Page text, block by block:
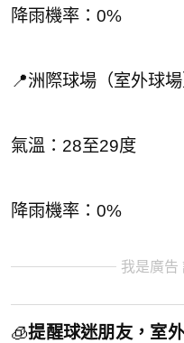
降雨機率：0%
📍洲際球場（室外球場
氣溫：28至29度
降雨機率：0%
我是廣告
🧊提醒球迷朋友，室